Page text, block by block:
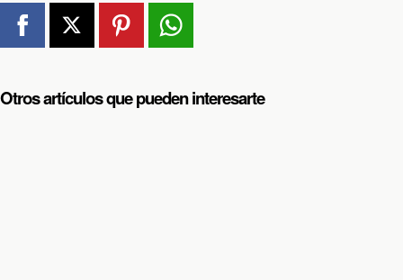
Otros artículos que pueden interesarte